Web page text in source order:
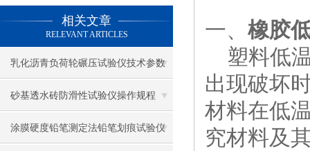
相关文章
RELEVANT ARTICLES
乳化沥青负荷轮碾压试验仪技术参数
及使用注意事项
砂基透水砖防滑性试验仪操作规程
涂膜硬度铅笔测定法铅笔划痕试验仪
一、 橡胶
塑料低
出现破坏
材料在低
究材料及